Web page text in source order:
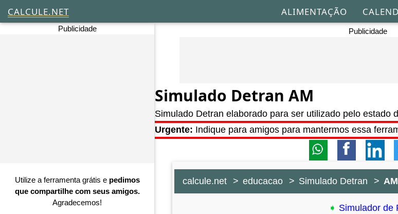
CALCULE.NET ALIMENTAÇÃO
Publicidade
Utilize a ferramenta grátis e pedimos
que compartilhe com seus amigos.
Agradecemos!
Publicidade
Simulado Detran AM
Simulado Detran elaborado para ser utilizado pelo estado
Urgente: Indique para amigos para mantermos essa
calcule.net educacao Simulado Detran AM
➧ Simulador de